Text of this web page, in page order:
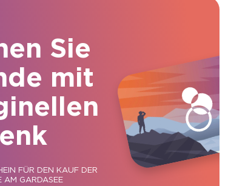
Sie
mit
FÜR DEN KAUF DER
AM GARDASEE